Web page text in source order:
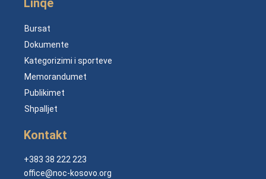
Linqe
Bursat
Dokumente
Kategorizimi i sporteve
Memorandumet
Publikimet
Shpalljet
Kontakt
+383 38 222 223
office@noc-kosovo.org